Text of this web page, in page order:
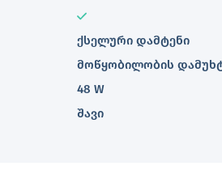
ქსელური დამტენი
მოწყობილობის
48 W
შავი